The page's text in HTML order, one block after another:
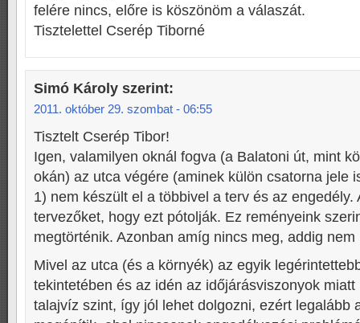
felére nincs, előre is köszönöm a válaszát.
Tisztelettel Cserép Tiborné
Simó Károly szerint:
2011. október 29. szombat - 06:55
Tisztelt Cserép Tibor!
Igen, valamilyen oknál fogva (a Balatoni út, mint
okán) az utca végére (aminek külön csatorna jele
1) nem készült el a többivel a terv és az engedély.
tervezőket, hogy ezt pótolják. Ez reményeink
megtörténik. Azonban amíg nincs meg, addig
Mivel az utca (és a környék) az egyik
tekintetében és az idén az időjárásviszonyok
talajvíz szint, így jól lehet dolgozni, ezért legalább